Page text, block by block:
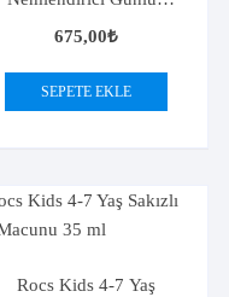
675,00₺
SEPETE EKLE
Rocs Kids 4-7 Yaş